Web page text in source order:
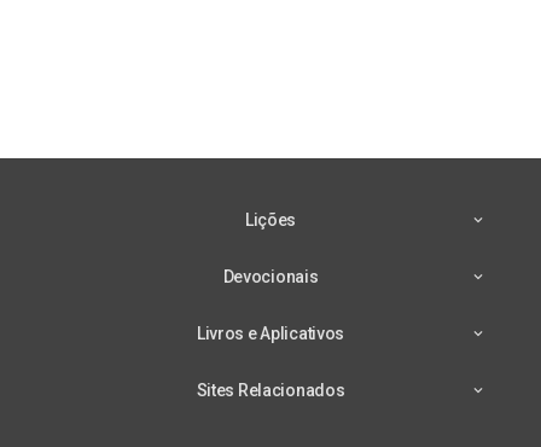
Lições
Devocionais
Livros e Aplicativos
Sites Relacionados